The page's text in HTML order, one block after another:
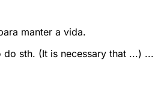
manter a vida.
sth. (It is necessary that ...) ...